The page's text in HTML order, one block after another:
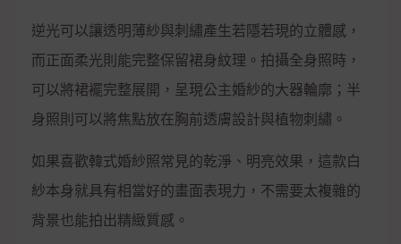
逆光可以讓透明薄紗與刺繡產生若隱若現的立體感，
而正面柔光則能完整保留裙身紋理。拍攝全身照時，
可以將裙襬完整展開，呈現公主婚紗的大器輪廓；半
身照則可以將焦點放在胸前透膚設計與植物刺繡。
如果喜歡韓式婚紗照常見的乾淨、明亮效果，這款白
紗本身就具有相當好的畫面表現力，不需要太複雜的
背景也能拍出精緻質感。